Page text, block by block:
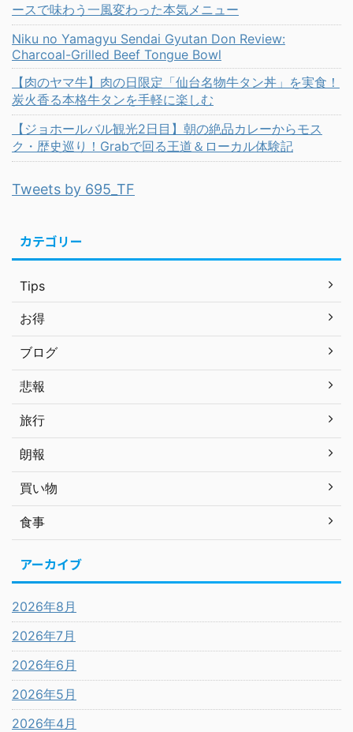
ースで味わう一風変わった本気メニュー
Niku no Yamagyu Sendai Gyutan Don Review:
Charcoal-Grilled Beef Tongue Bowl
【肉のヤマ牛】肉の日限定「仙台名物牛タン丼」を実食！
炭火香る本格牛タンを手軽に楽しむ
【ジョホールバル観光2日目】朝の絶品カレーからモス
ク・歴史巡り！Grabで回る王道＆ローカル体験記
Tweets by 695_TF
カテゴリー
Tips
お得
ブログ
悲報
旅行
朗報
買い物
食事
アーカイブ
2026年8月
2026年7月
2026年6月
2026年5月
2026年4月